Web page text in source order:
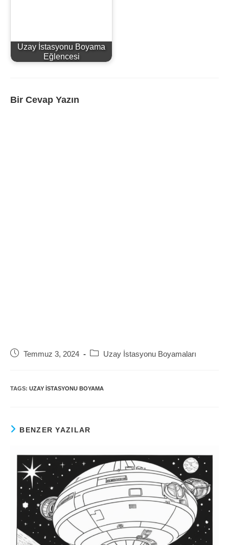
Uzay İstasyonu Boyama
Eğlencesi
Bir Cevap Yazın
PostTemmuz 3, 2024
Post Uzay İstasyonu Boyamaları
TAGS: UZAY ISTASYONU BOYAMA
BENZER YAZILAR